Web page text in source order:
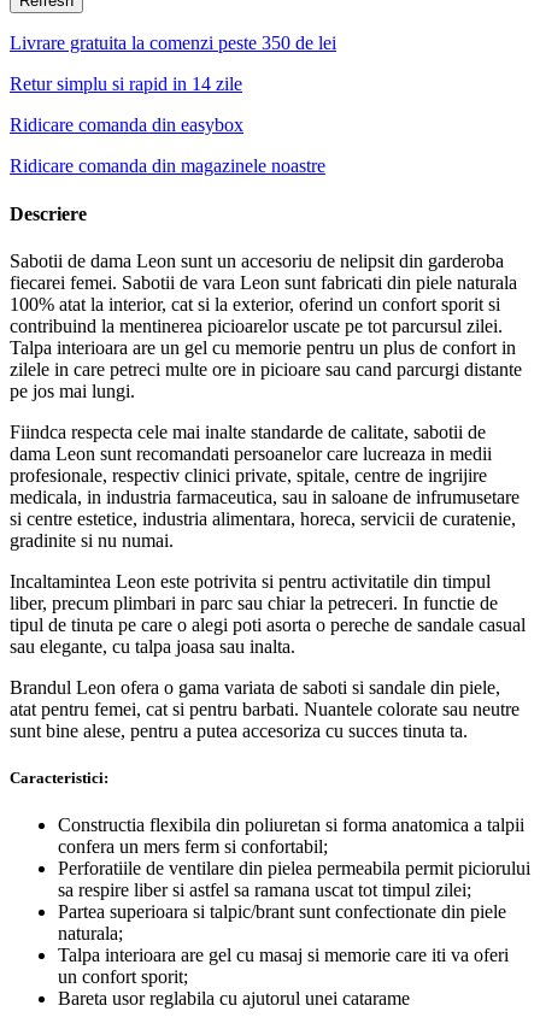
Livrare gratuita la comenzi peste 350 de lei
Retur simplu si rapid in 14 zile
Ridicare comanda din easybox
Ridicare comanda din magazinele noastre
Descriere
Sabotii de dama Leon sunt un accesoriu de nelipsit din garderoba
fiecarei femei. Sabotii de vara Leon sunt fabricati din piele naturala
100% atat la interior, cat si la exterior, oferind un confort sporit si
contribuind la mentinerea picioarelor uscate pe tot parcursul zilei.
Talpa interioara are un gel cu memorie pentru un plus de confort in
zilele in care petreci multe ore in picioare sau cand parcurgi distante
pe jos mai lungi.
Fiindca respecta cele mai inalte standarde de calitate, sabotii de
dama Leon sunt recomandati persoanelor care lucreaza in medii
profesionale, respectiv clinici private, spitale, centre de ingrijire
medicala, in industria farmaceutica, sau in saloane de infrumusetare
si centre estetice, industria alimentara, horeca, servicii de curatenie,
gradinite si nu numai.
Incaltamintea Leon este potrivita si pentru activitatile din timpul
liber, precum plimbari in parc sau chiar la petreceri. In functie de
tipul de tinuta pe care o alegi poti asorta o pereche de sandale casual
sau elegante, cu talpa joasa sau inalta.
Brandul Leon ofera o gama variata de saboti si sandale din piele,
atat pentru femei, cat si pentru barbati. Nuantele colorate sau neutre
sunt bine alese, pentru a putea accesoriza cu succes tinuta ta.
Caracteristici:
Constructia flexibila din poliuretan si forma anatomica a talpii
confera un mers ferm si confortabil;
Perforatiile de ventilare din pielea permeabila permit piciorului
sa respire liber si astfel sa ramana uscat tot timpul zilei;
Partea superioara si talpic/brant sunt confectionate din piele
naturala;
Talpa interioara are gel cu masaj si memorie care iti va oferi
un confort sporit;
Bareta usor reglabila cu ajutorul unei catarame